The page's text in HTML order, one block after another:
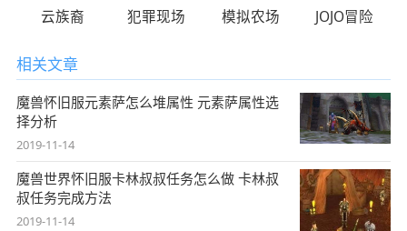
云族裔 犯罪现场 模拟农场 JOJO冒险
相关文章
魔兽怀旧服元素萨怎么堆属性 元素萨属性选
择分析
2019-11-14
魔兽世界怀旧服卡林叔叔任务怎么做 卡林叔
叔任务完成方法
2019-11-14